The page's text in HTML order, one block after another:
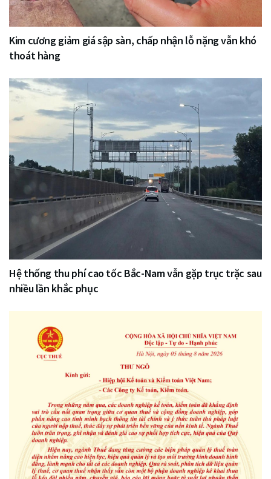
Kim cương giảm giá sập sàn, chấp nhận lỗ nặng vẫn khó
thoát hàng
Hệ thống thu phí cao tốc Bắc-Nam vẫn gặp trục trặc sau
nhiều lần khắc phục